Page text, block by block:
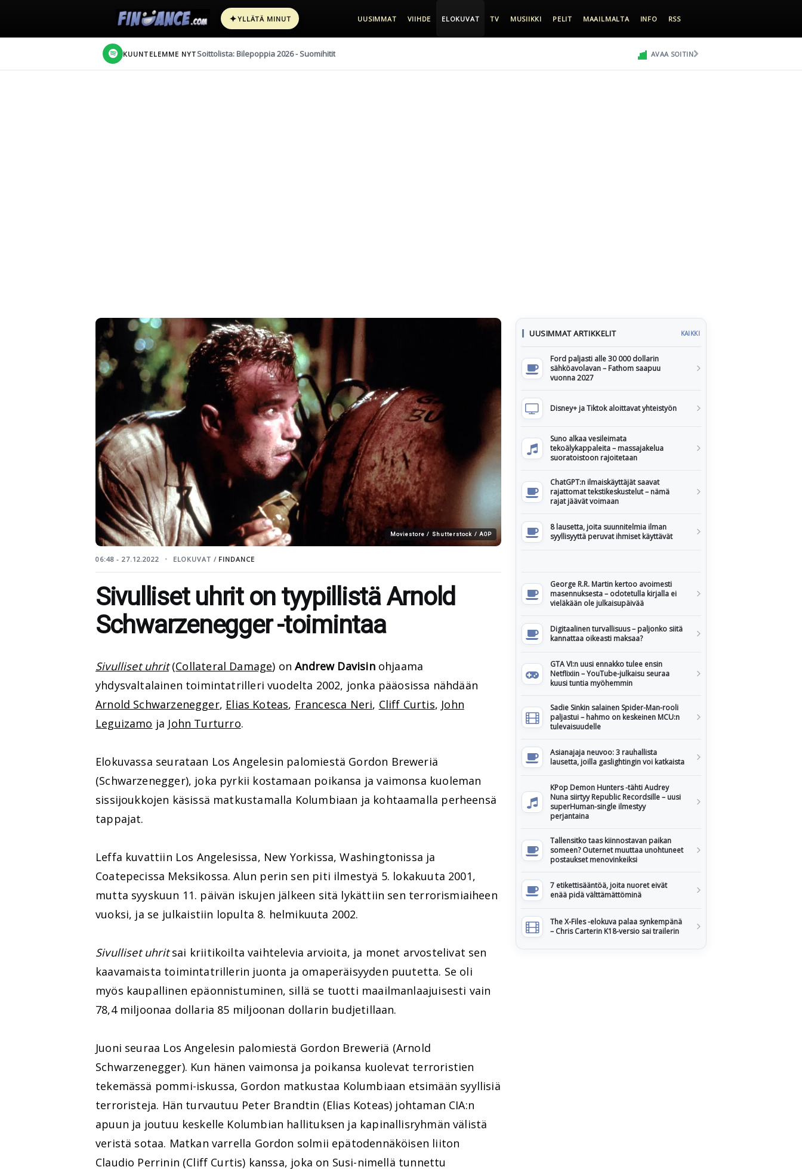
✦YLLÄTÄ MINUT UUSIMMAT VIIHDE ELOKUVAT TV MUSIIKKI PELIT MAAILMALTA INFO RSS
KUUNTELEMME NYT Soittolista: Bilepoppia 2026 - Suomihitit AVAA SOITIN
Moviestore / Shutterstock / AOP
06:48 - 27.12.2022 ELOKUVAT / FINDANCE
Sivulliset uhrit on tyypillistä Arnold
Schwarzenegger -toimintaa
Sivulliset uhrit(Collateral Damage) onAndrew Davisinohjaama
yhdysvaltalainen toimintatrilleri vuodelta 2002, jonka pääosissa nähdään
Arnold Schwarzenegger, Elias Koteas, Francesca Neri, Cliff Curtis, John
Leguizamo ja John Turturro.
Elokuvassa seurataan Los Angelesin palomiestä Gordon Breweriä
(Schwarzenegger), joka pyrkii kostamaan poikansa ja vaimonsa kuoleman
sissijoukkojen käsissä matkustamalla Kolumbiaan ja kohtaamalla perheensä
tappajat.
Leffa kuvattiin Los Angelesissa, New Yorkissa, Washingtonissa ja
Coatepecissa Meksikossa. Alun perin sen piti ilmestyä 5. lokakuuta 2001,
mutta syyskuun 11. päivän iskujen jälkeen sitä lykättiin sen terrorismiaiheen
vuoksi, ja se julkaistiin lopulta 8. helmikuuta 2002.
Sivulliset uhritsai kriitikoilta vaihtelevia arvioita, ja monet arvostelivat sen
kaavamaista toimintatrillerin juonta ja omaperäisyyden puutetta. Se oli
myös kaupallinen epäonnistuminen, sillä se tuotti maailmanlaajuisesti vain
78,4 miljoonaa dollaria 85 miljoonan dollarin budjetillaan.
Juoni seuraa Los Angelesin palomiestä Gordon Breweriä (Arnold
Schwarzenegger). Kun hänen vaimonsa ja poikansa kuolevat terroristien
tekemässä pommi-iskussa, Gordon matkustaa Kolumbiaan etsimään syyllisiä
terroristeja. Hän turvautuu Peter Brandtin (Elias Koteas) johtaman CIA:n
apuun ja joutuu keskelle Kolumbian hallituksen ja kapinallisryhmän välistä
veristä sotaa. Matkan varrella Gordon solmii epätodennäköisen liiton
Claudio Perrinin (Cliff Curtis) kanssa, joka on Susi-nimellä tunnettu
UUSIMMAT ARTIKKELIT KAIKKI
Ford paljasti alle 30 000 dollarin
sähköavolavan – Fathom saapuu
vuonna 2027
Disney+ ja Tiktok aloittavat yhteistyön
Suno alkaa vesileimata
tekoälykappaleita – massajakelua
suoratoistoon rajoitetaan
ChatGPT:n ilmaiskäyttäjät saavat
rajattomat tekstikeskustelut – nämä
rajat jäävät voimaan
8 lausetta, joita suunnitelmia ilman
syyllisyyttä peruvat ihmiset käyttävät
George R.R. Martin kertoo avoimesti
masennuksesta – odotetulla kirjalla ei
vieläkään ole julkaisupäivää
Digitaalinen turvallisuus – paljonko siitä
kannattaa oikeasti maksaa?
GTA VI:n uusi ennakko tulee ensin
Netflixiin – YouTube-julkaisu seuraa
kuusi tuntia myöhemmin
Sadie Sinkin salainen Spider-Man-rooli
paljastui – hahmo on keskeinen MCU:n
tulevaisuudelle
Asianajaja neuvoo: 3 rauhallista
lausetta, joilla gaslightingin voi katkaista
KPop Demon Hunters -tähti Audrey
Nuna siirtyy Republic Recordsille – uusi
superHuman-single ilmestyy
perjantaina
Tallensitko taas kiinnostavan paikan
someen? Outernet muuttaa unohtuneet
postaukset menovinkeiksi
7 etikettisääntöä, joita nuoret eivät
enää pidä välttämättöminä
The X-Files -elokuva palaa synkempänä
– Chris Carterin K18-versio sai trailerin